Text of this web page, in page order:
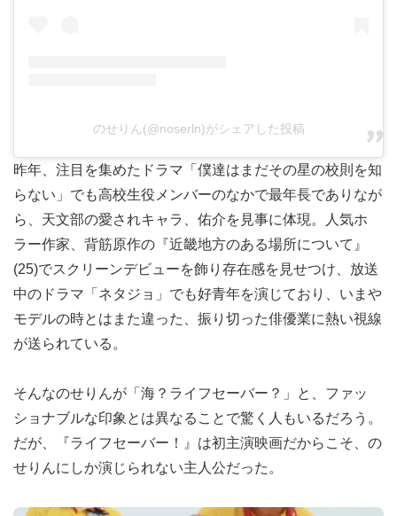
のせりん(@noserln)がシェアした投稿
昨年、注目を集めたドラマ「僕達はまだその星の校則を知
らない」でも高校生役メンバーのなかで最年長でありなが
ら、天文部の愛されキャラ、佑介を見事に体現。人気ホ
ラー作家、背筋原作の『近畿地方のある場所について』
(25)でスクリーンデビューを飾り存在感を見せつけ、放送
中のドラマ「ネタジョ」でも好青年を演じており、いまや
モデルの時とはまた違った、振り切った俳優業に熱い視線
が送られている。
そんなのせりんが「海？ライフセーバー？」と、ファッ
ショナブルな印象とは異なることで驚く人もいるだろう。
だが、『ライフセーバー！』は初主演映画だからこそ、の
せりんにしか演じられない主人公だった。